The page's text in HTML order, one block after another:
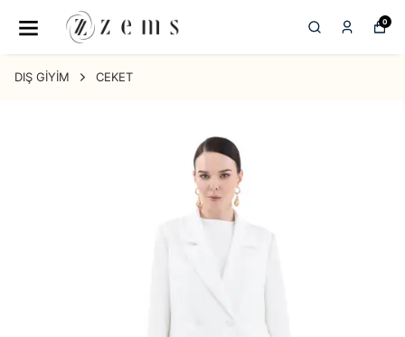
0
DIŞ GİYİM CEKET